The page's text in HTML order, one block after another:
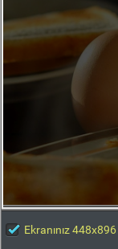
Ekranınız 448x896